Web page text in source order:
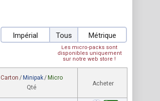
Impérial Tous Métrique
Les micro-packs sont
disponibles uniquement
sur notre web store !
Carton / Minipak/ Micro
Qté
Acheter